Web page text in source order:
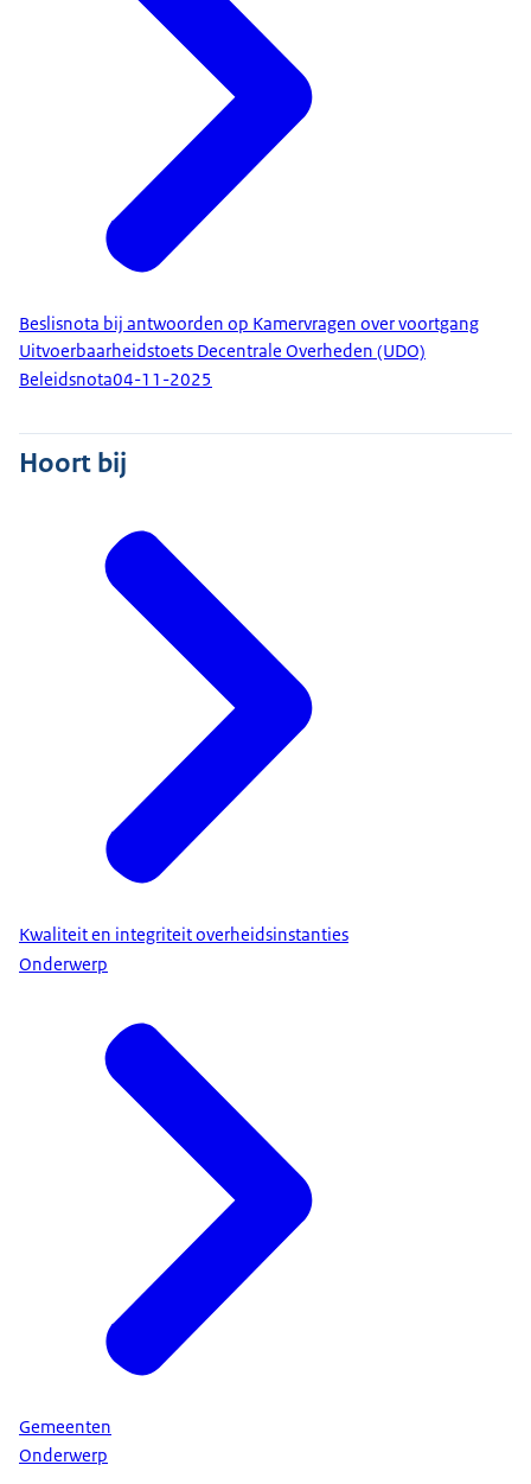
Beslisnota bij antwoorden op Kamervragen over voortgang
Uitvoerbaarheidstoets Decentrale Overheden (UDO)
Beleidsnota04-11-2025
Hoort bij
Kwaliteit en integriteit overheidsinstanties
Onderwerp
Gemeenten
Onderwerp